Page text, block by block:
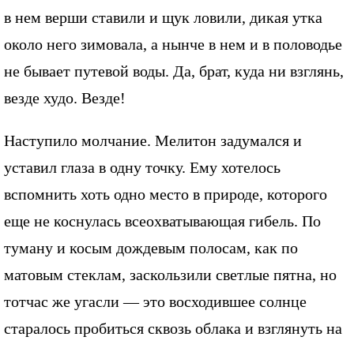
в нем верши ставили и щук ловили, дикая утка
около него зимовала, а нынче в нем и в половодье
не бывает путевой воды. Да, брат, куда ни взглянь,
везде худо. Везде!
Наступило молчание. Мелитон задумался и
уставил глаза в одну точку. Ему хотелось
вспомнить хоть одно место в природе, которого
еще не коснулась всеохватывающая гибель. По
туману и косым дождевым полосам, как по
матовым стеклам, заскользили светлые пятна, но
тотчас же угасли — это восходившее солнце
старалось пробиться сквозь облака и взглянуть на